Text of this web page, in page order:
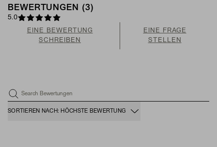
BEWERTUNGEN (3)
5.0
EINE BEWERTUNG
SCHREIBEN
EINE FRAGE
STELLEN
Search Bewertungen
SORTIEREN NACH: HÖCHSTE BEWERTUNG